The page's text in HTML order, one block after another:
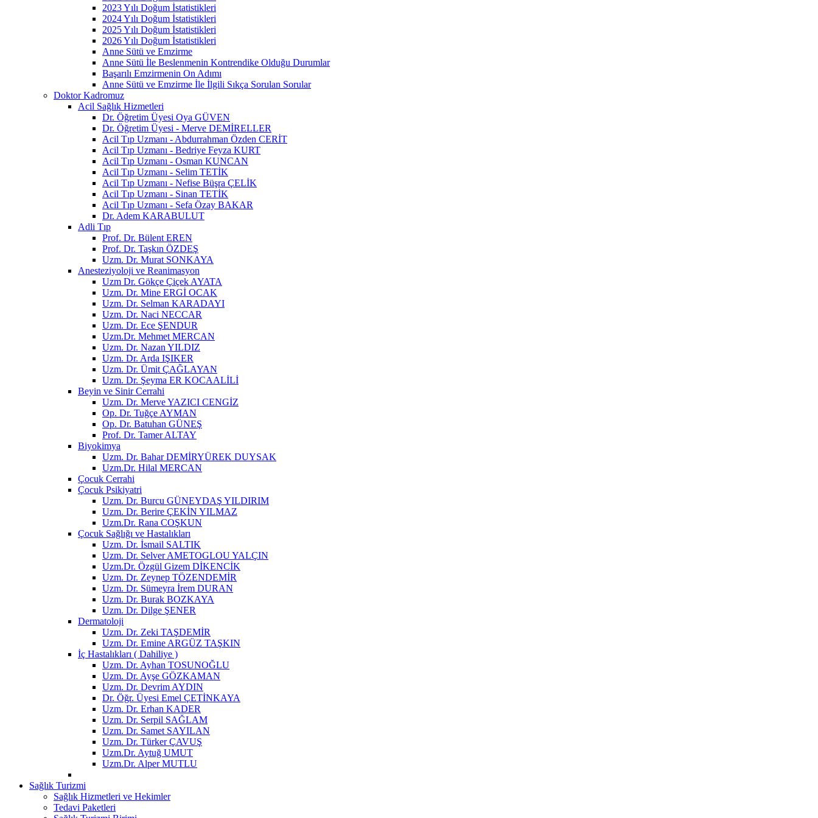
2023 Yılı Doğum İstatistikleri
2024 Yılı Doğum İstatistikleri
2025 Yılı Doğum İstatistikleri
2026 Yılı Doğum İstatistikleri
Anne Sütü ve Emzirme
Anne Sütü İle Beslenmenin Kontrendike Olduğu Durumlar
Başarılı Emzirmenin On Adımı
Anne Sütü ve Emzirme İle İlgili Sıkça Sorulan Sorular
Doktor Kadromuz
Acil Sağlık Hizmetleri
Dr. Öğretim Üyesi Oya GÜVEN
Dr. Öğretim Üyesi - Merve DEMİRELLER
Acil Tıp Uzmanı - Abdurrahman Özden CERİT
Acil Tıp Uzmanı - Bedriye Feyza KURT
Acil Tıp Uzmanı - Osman KUNCAN
Acil Tıp Uzmanı - Selim TETİK
Acil Tıp Uzmanı - Nefise Büşra ÇELİK
Acil Tıp Uzmanı - Sinan TETİK
Acil Tıp Uzmanı - Sefa Özay BAKAR
Dr. Adem KARABULUT
Adli Tıp
Prof. Dr. Bülent EREN
Prof. Dr. Taşkın ÖZDEŞ
Uzm. Dr. Murat SONKAYA
Anesteziyoloji ve Reanimasyon
Uzm Dr. Gökçe Çiçek AYATA
Uzm. Dr. Mine ERGİ OCAK
Uzm. Dr. Selman KARADAYI
Uzm. Dr. Naci NECCAR
Uzm. Dr. Ece ŞENDUR
Uzm.Dr. Mehmet MERCAN
Uzm. Dr. Nazan YILDIZ
Uzm. Dr. Arda IŞIKER
Uzm. Dr. Ümit ÇAĞLAYAN
Uzm. Dr. Şeyma ER KOCAALİLİ
Beyin ve Sinir Cerrahi
Uzm. Dr. Merve YAZICI CENGİZ
Op. Dr. Tuğçe AYMAN
Op. Dr. Batuhan GÜNEŞ
Prof. Dr. Tamer ALTAY
Biyokimya
Uzm. Dr. Bahar DEMİRYÜREK DUYSAK
Uzm.Dr. Hilal MERCAN
Çocuk Cerrahi
Çocuk Psikiyatri
Uzm. Dr. Burcu GÜNEYDAŞ YILDIRIM
Uzm. Dr. Berire ÇEKİN YILMAZ
Uzm.Dr. Rana COŞKUN
Çocuk Sağlığı ve Hastalıkları
Uzm. Dr. İsmail SALTIK
Uzm. Dr. Selver AMETOGLOU YALÇIN
Uzm.Dr. Özgül Gizem DİKENCİK
Uzm. Dr. Zeynep TÖZENDEMİR
Uzm. Dr. Sümeyra İrem DURAN
Uzm. Dr. Burak BOZKAYA
Uzm. Dr. Dilge ŞENER
Dermatoloji
Uzm. Dr. Zeki TAŞDEMİR
Uzm. Dr. Emine ARGÜZ TAŞKIN
İç Hastalıkları ( Dahiliye )
Uzm. Dr. Ayhan TOSUNOĞLU
Uzm. Dr. Ayşe GÖZKAMAN
Uzm. Dr. Devrim AYDIN
Dr. Öğr. Üyesi Emel ÇETİNKAYA
Uzm. Dr. Erhan KADER
Uzm. Dr. Serpil SAĞLAM
Uzm. Dr. Samet SAYILAN
Uzm. Dr. Türker ÇAVUŞ
Uzm.Dr. Aytuğ UMUT
Uzm.Dr. Alper MUTLU
Sağlık Turizmi
Sağlık Hizmetleri ve Hekimler
Tedavi Paketleri